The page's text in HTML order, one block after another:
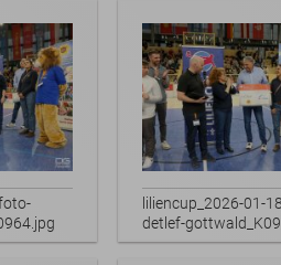
Turnier 2023
Turnier 2020
Turnier 2019
Alle Turniersieger
Bester Spieler
Caterer
Turnierhotel
Medien- und
Gaststätten
Turnierfotograf
liliencup_2026-01-
detlef-